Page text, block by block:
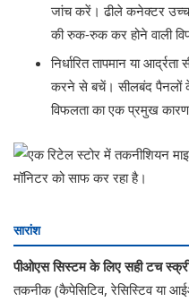
जांच करें। ढीले कनेक्टर उच्च
की रुक-रुक कर होने वाली
निर्धारित तापमान या
करने से बचें। सीलबंद पैनलों
विफलता का एक प्रमुख
सारांश
पीओएस सिस्टम के लिए सही टच
तकनीक (कैपेसिटिव, रेसिस्टिव या